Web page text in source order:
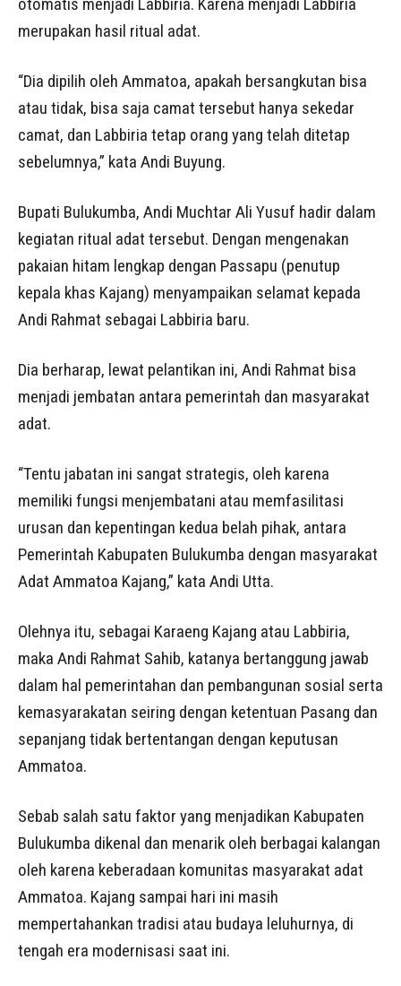
merupakan hasil ritual adat.
“Dia dipilih oleh Ammatoa, apakah bersangkutan bisa
atau tidak, bisa saja camat tersebut hanya sekedar
camat, dan Labbiria tetap orang yang telah ditetap
sebelumnya,” kata Andi Buyung.
Bupati Bulukumba, Andi Muchtar Ali Yusuf hadir dalam
kegiatan ritual adat tersebut. Dengan mengenakan
pakaian hitam lengkap dengan Passapu (penutup
kepala khas Kajang) menyampaikan selamat kepada
Andi Rahmat sebagai Labbiria baru.
Dia berharap, lewat pelantikan ini, Andi Rahmat bisa
menjadi jembatan antara pemerintah dan masyarakat
adat.
“Tentu jabatan ini sangat strategis, oleh karena
memiliki fungsi menjembatani atau memfasilitasi
urusan dan kepentingan kedua belah pihak, antara
Pemerintah Kabupaten Bulukumba dengan masyarakat
Adat Ammatoa Kajang,” kata Andi Utta.
Olehnya itu, sebagai Karaeng Kajang atau Labbiria,
maka Andi Rahmat Sahib, katanya bertanggung jawab
dalam hal pemerintahan dan pembangunan sosial serta
kemasyarakatan seiring dengan ketentuan Pasang dan
sepanjang tidak bertentangan dengan keputusan
Ammatoa.
Sebab salah satu faktor yang menjadikan Kabupaten
Bulukumba dikenal dan menarik oleh berbagai kalangan
oleh karena keberadaan komunitas masyarakat adat
Ammatoa. Kajang sampai hari ini masih
mempertahankan tradisi atau budaya leluhurnya, di
tengah era modernisasi saat ini.